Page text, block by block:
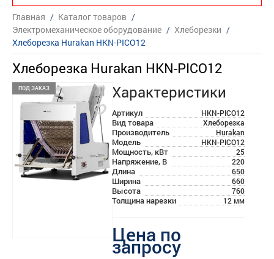
Главная / Каталог товаров /
Электромеханическое оборудование / Хлеборезки /
Хлеборезка Hurakan HKN-PICO12
Хлеборезка Hurakan HKN-PICO12
Характеристики
Артикул HKN-PICO12
Вид товара Хлеборезка
Производитель Hurakan
Модель HKN-PICO12
Мощность, кВт 25
Напряжение, В 220
Длина 650
Ширина 660
Высота 760
Толщина нарезки 12 мм
ПОД ЗАКАЗ
Цена по
запросу